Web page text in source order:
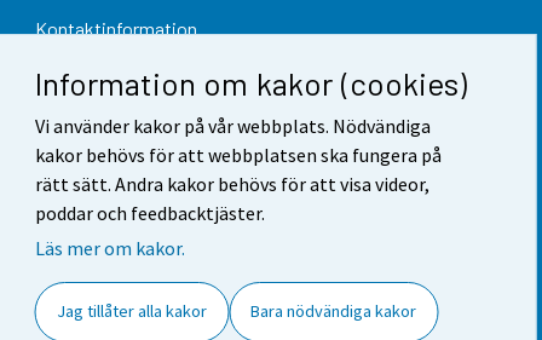
Information om kakor (cookies)
Vi använder kakor på vår webbplats. Nödvändiga
kakor behövs för att webbplatsen ska fungera på
rätt sätt. Andra kakor behövs för att visa videor,
poddar och feedbacktjäster.
Läs mer om kakor.
Jag tillåter alla kakor Bara nödvändiga kakor
Kontaktinformation
Respons
Användarvillkor
Dataskydd
Tillgänglighet
Cookie-inställningar